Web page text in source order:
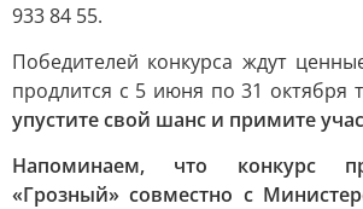
933 84 55.
Победителей конкурса ждут
продлится с 5 июня по 31 октября
упустите свой шанс и примите
Напоминаем, что конкурс
«Грозный» совместно с